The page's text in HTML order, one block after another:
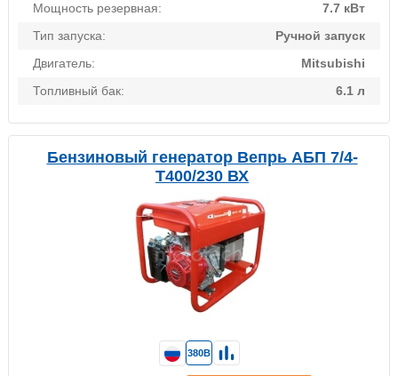
Мощность резервная:
7.7 кВт
Тип запуска:
Ручной запуск
Двигатель:
Mitsubishi
Топливный бак:
6.1 л
Бензиновый генератор Вепрь АБП 7/4-
Т400/230 ВХ
380В